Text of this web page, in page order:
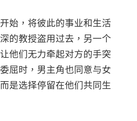
始，将彼此的事业和生活
的教授盗用过去，另一个
他们无力牵起对方的手突
屈时，男主角也同意与女
是选择停留在他们共同生